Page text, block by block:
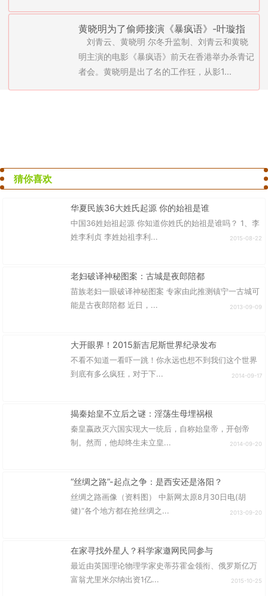
黄晓明为了偷师接演《暴疯语》-叶璇指
控被刘青云真打(图)
刘青云、黄晓明 尔冬升监制、刘青云和黄晓
明主演的电影《暴疯语》前天在香港举办杀青记
者会。黄晓明是出了名的工作狂，从影1...
猜你喜欢
华夏民族36大姓氏起源 你的始祖是谁
中国36姓始祖起源 你知道你姓氏的始祖是谁吗？ 1、李
姓李利贞 李姓始祖李利...
2015-08-22
老妇破译神秘图案：古城是夜郎陪都
苗族老妇一眼破译神秘图案 专家由此推测镇宁一古城可
能是古夜郎陪都 近日，...
2013-09-09
大开眼界！2015新吉尼斯世界纪录发布
不看不知道一看吓一跳！你永远也想不到我们这个世界
到底有多么疯狂，对于下...
2014-09-17
揭秦始皇不立后之谜：淫荡生母埋祸根
秦皇嬴政灭六国实现大一统后，自称始皇帝，开创帝
制。然而，他却终生未立皇...
2014-09-20
“丝绸之路”-起点之争：是西安还是洛阳？
丝绸之路画像（资料图） 中新网太原8月30日电(胡
健)“各个地方都在抢丝绸之...
2013-09-20
在家寻找外星人？科学家邀网民同参与
最近由英国理论物理学家史蒂芬霍金领衔、俄罗斯亿万
富翁尤里米尔纳出资1亿...
2015-10-25